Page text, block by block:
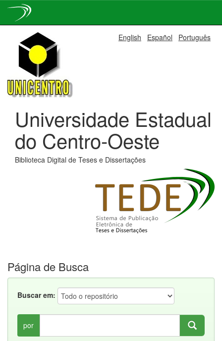
navigation
English Español Português
Universidade Estadual
do Centro-Oeste
Biblioteca Digital de Teses e Dissertações
Página de Busca
Buscar em:
por